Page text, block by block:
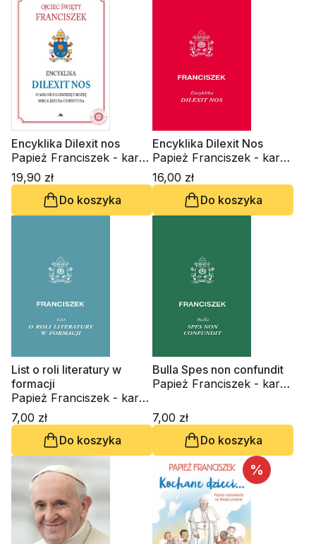
Encyklika Dilexit nos
Papież Franciszek - kard.
Jorge Mario Bergoglio
19,90 zł
Do koszyka
Encyklika Dilexit Nos
Papież Franciszek - kard.
Jorge Mario Bergoglio
16,00 zł
Do koszyka
List o roli literatury w
formacji
Papież Franciszek - kard.
Jorge Mario Bergoglio
7,00 zł
Do koszyka
Bulla Spes non confundit
Papież Franciszek - kard.
7,00 zł
Do koszyka
%